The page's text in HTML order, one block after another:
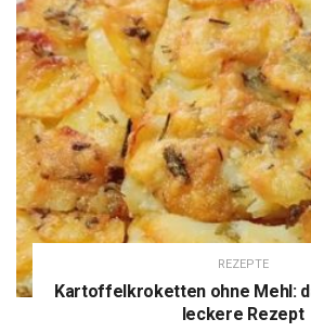
REZEPTE
Kartoffelkroketten ohne Mehl:
leckere Rezept